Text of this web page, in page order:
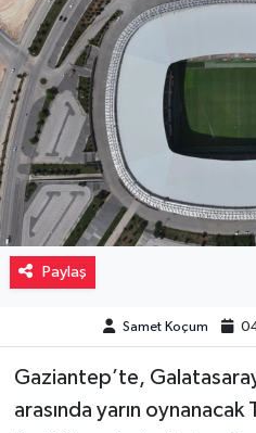
Paylaş
Samet Koçum
Gaziantep’te,
arasında yarın oynanacak
Piyasa
Resmi İlanlar
Sağlık
Sinemalar
Siyaset
Teknoloji
Türkiye